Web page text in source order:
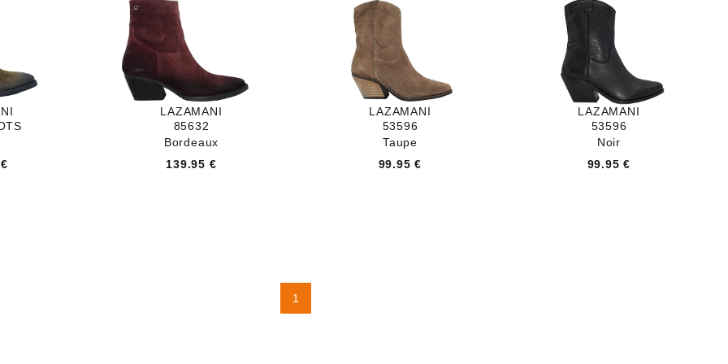
LAZAMANI
85632
Bordeaux
139.95 €
LAZAMANI
53596
Taupe
99.95 €
LAZAMANI
53596
Noir
99.95 €
1